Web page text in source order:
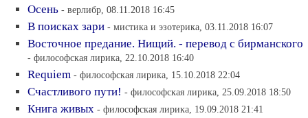
Осень - верлибр, 08.11.2018 16:45
В поисках зари - мистика и эзотерика, 03.11.2018 16:07
Восточное предание. Нищий. - перевод с бирманского
- философская лирика, 22.10.2018 16:40
Requiem - философская лирика, 15.10.2018 22:04
Счастливого пути! - философская лирика, 25.09.2018 18:50
Книга живых - философская лирика, 19.09.2018 21:41